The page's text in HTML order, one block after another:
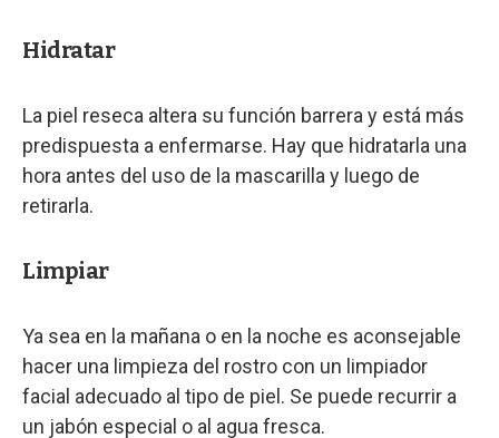
Hidratar
La piel reseca altera su función barrera y está más
predispuesta a enfermarse. Hay que hidratarla una
hora antes del uso de la mascarilla y luego de
retirarla.
Limpiar
Ya sea en la mañana o en la noche es aconsejable
hacer una limpieza del rostro con un limpiador
facial adecuado al tipo de piel. Se puede recurrir a
un jabón especial o al agua fresca.